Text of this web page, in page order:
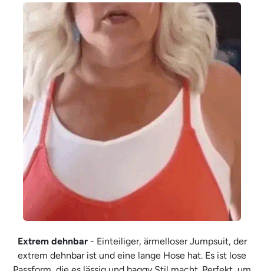
Extrem dehnbar- Einteiliger, ärmelloser Jumpsuit, der
extrem dehnbar ist und eine lange Hose hat. Es ist lose